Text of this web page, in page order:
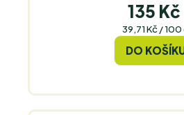
135 Kč
Měrná
39,71 Kč / 100
DO